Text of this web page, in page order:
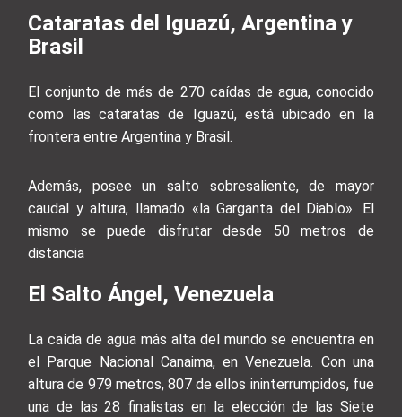
Cataratas del Iguazú, Argentina y
Brasil
El conjunto de más de 270 caídas de agua, conocido
como las cataratas de Iguazú, está ubicado en la
frontera entre Argentina y Brasil.
Además, posee un salto sobresaliente, de mayor
caudal y altura, llamado «la Garganta del Diablo». El
mismo se puede disfrutar desde 50 metros de
distancia
El Salto Ángel, Venezuela
La caída de agua más alta del mundo se encuentra en
el Parque Nacional Canaima, en Venezuela. Con una
altura de 979 metros, 807 de ellos ininterrumpidos, fue
una de las 28 finalistas en la elección de las Siete